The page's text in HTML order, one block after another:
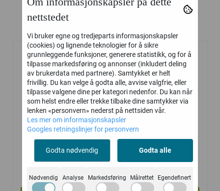
Relaterte produkter
A.Vogel
A.Vogel
Halsspray
nettstedet
Vi bruker egne og tredjeparts informasjonskapsler
(cookies) og lignende teknologier for å sikre
grunnleggende funksjoner, generere statistikk, og for å
tilpasse markedsføring og annonser (inkludert deling
av brukerdata med partnere). Samtykket er helt
frivillig. Du kan velge å godta alle, avvise valgfrie, eller
tilpasse valgene dine per kategori nedenfor. Du kan når
som helst endre eller trekke tilbake dine samtykker via
lenken «personvern» nederst på nettsiden vår.
Les mer om informasjonskapsler
Googles retningslinjer for personvern
Godta nødvendig Godta alle
Nødvendig Analyse Markedsføring Målrettet Egendefinert